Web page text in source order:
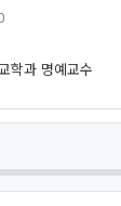
학과 명예교수